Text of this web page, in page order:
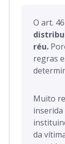
O art. 46
réu.
regras
Muito
da